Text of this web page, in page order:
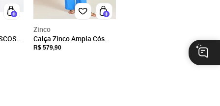
Zinco
Calça Zinco Ampla Cós
Alto Com Pregas Azul
R$ 579,90